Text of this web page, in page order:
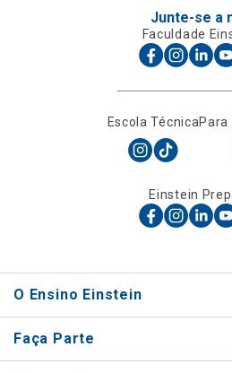
Junte-se a
Faculdade
Escola TécnicaPara
Einstein
O Ensino Einstein
Faça Parte